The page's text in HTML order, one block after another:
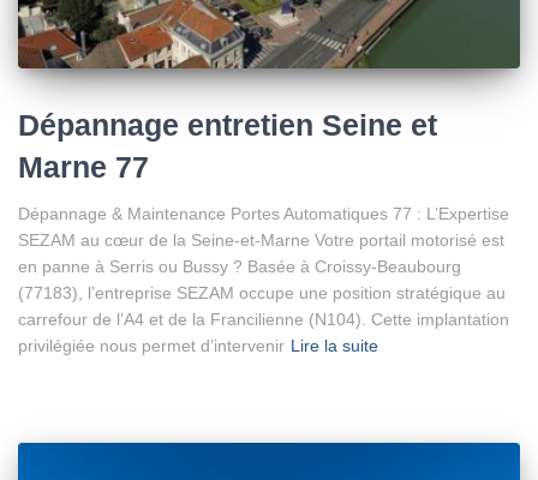
Dépannage entretien Seine et
Marne 77
Dépannage & Maintenance Portes Automatiques 77 : L’Expertise
SEZAM au cœur de la Seine-et-Marne Votre portail motorisé est
en panne à Serris ou Bussy ? Basée à Croissy-Beaubourg
(77183), l’entreprise SEZAM occupe une position stratégique au
carrefour de l’A4 et de la Francilienne (N104). Cette implantation
privilégiée nous permet d’intervenir Lire la suite